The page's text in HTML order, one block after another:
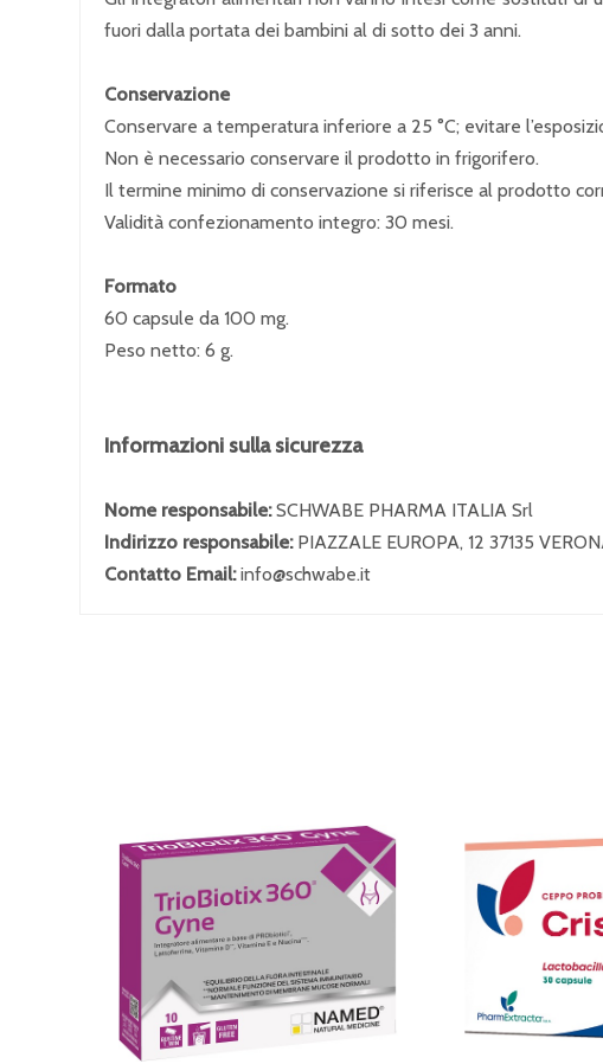
fuori dalla portata dei bambini al di sotto dei 3 anni.
Conservazione
Conservare a temperatura inferiore a 25 °C; evitare
Non è necessario conservare il prodotto in frigorifero.
Il termine minimo di conservazione si riferisce al prodotto
Validità confezionamento integro: 30 mesi.
Formato
60 capsule da 100 mg.
Peso netto: 6 g.
Informazioni sulla sicurezza
Nome responsabile:SCHWABE PHARMA ITALIA Srl
Indirizzo responsabile: PIAZZALE EUROPA, 12 37135
Contatto Email:info@schwabe.it